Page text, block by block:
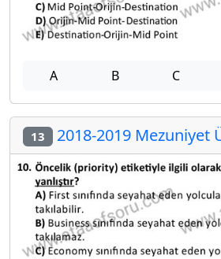
A B C
13 2018-2019 Mezuniyet